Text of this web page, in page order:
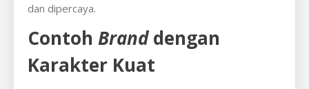
dan dipercaya.
Contoh Branddengan
Karakter Kuat